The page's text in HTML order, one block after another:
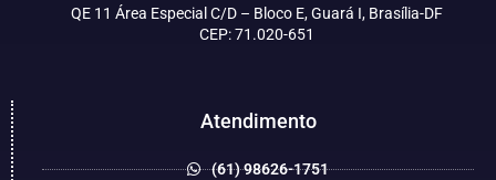
QE 11 Área Especial C/D – Bloco E, Guará I, Brasília-DF
CEP: 71.020-651
Atendimento
(61) 98626-1751